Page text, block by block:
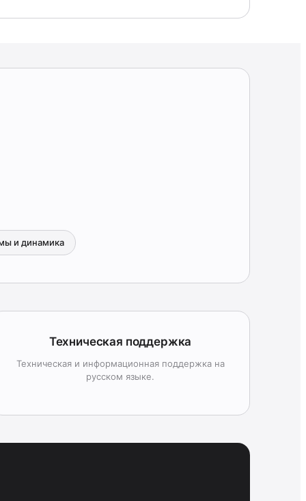
и динамика
Техническая поддержка
Техническая и информационная поддержка на
русском языке.